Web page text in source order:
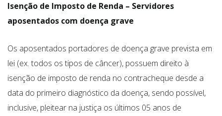
Isenção de Imposto de Renda – Servidores
aposentados com doença grave
Os aposentados portadores de doença grave prevista em
lei (ex. todos os tipos de câncer), possuem direito à
isenção de imposto de renda no contracheque desde a
data do primeiro diagnóstico da doença, sendo possível,
inclusive, pleitear na justiça os últimos 05 anos de